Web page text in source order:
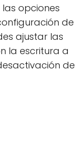
opciones
de
ajustar las
la escritura a
de